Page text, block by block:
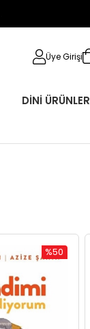
Üye Girişi
DİNİ ÜRÜNLER
%50
%50İndirim